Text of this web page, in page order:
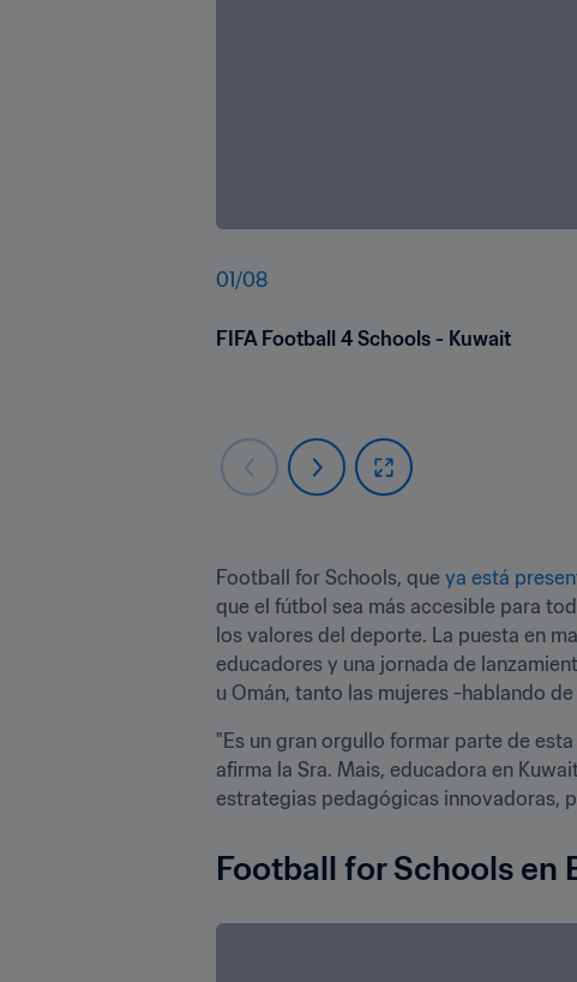
01/08
FIFA Football 4 Schools - Kuwait
Football for Schools, que ya está
que el fútbol sea más accesible para
los valores del deporte. La puesta en
educadores y una jornada de
u Omán, tanto las mujeres -hablando
"Es un gran orgullo formar parte de
afirma la Sra. Mais, educadora en
estrategias pedagógicas innovadoras,
Football for Schools en